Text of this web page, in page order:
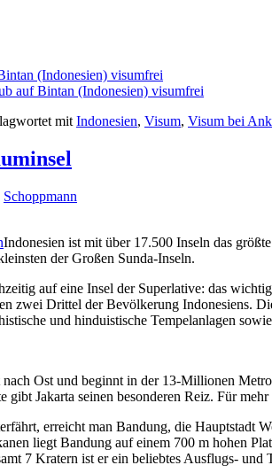
(Indonesien) visumfrei
auf Bintan (Indonesien) visumfrei
mit Indonesien, Visum, Visum bei
Schoppmann
Indonesien ist mit über 17.500 Inseln das
der Großen Sunda-Inseln.
auf eine Insel der Superlative: das
zwei Drittel der Bevölkerung Indonesiens.
und hinduistische Tempelanlagen
nach Ost und beginnt in der 13-Millionen
gibt Jakarta seinen besonderen Reiz. Für
erreicht man Bandung, die Hauptstadt
liegt Bandung auf einem 700 m hohen
7 Kratern ist er ein beliebtes Ausflugs- und